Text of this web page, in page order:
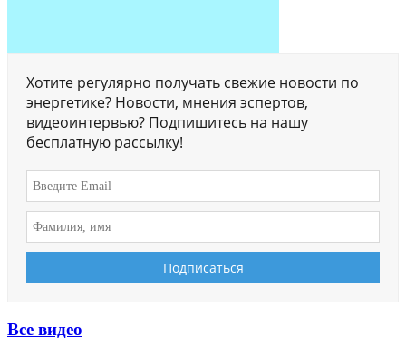
Хотите регулярно получать свежие новости по
энергетике? Новости, мнения эспертов,
видеоинтервью? Подпишитесь на нашу
бесплатную рассылку!
Все видео